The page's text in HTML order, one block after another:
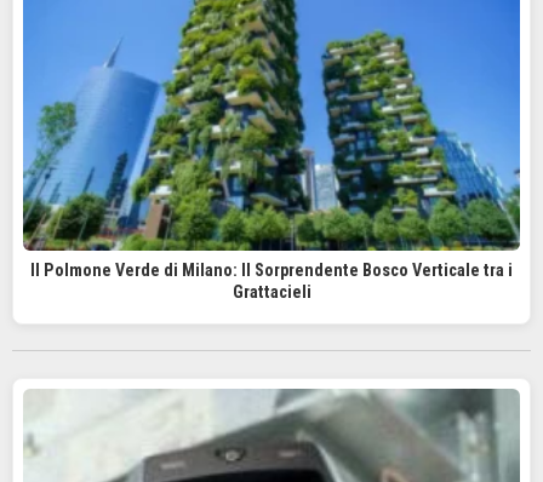
Il Polmone Verde di Milano: Il Sorprendente Bosco Verticale tra i
Grattacieli